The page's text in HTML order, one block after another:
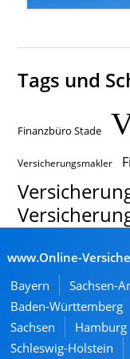
Tags und
Finanzbüro Stade
Versicherungsmakler
www.Online-
Bayern
Sachsen-
Baden-Württemberg
Sachsen
Hamburg
Schleswig-Holstein